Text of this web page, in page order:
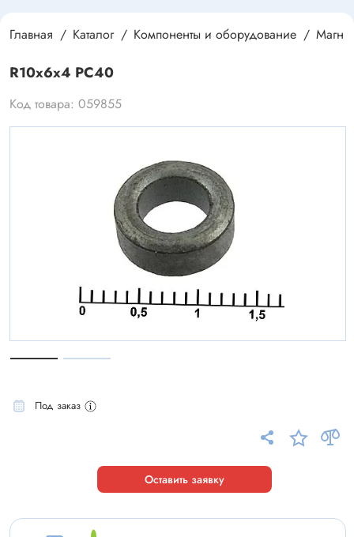
Главная Каталог Компоненты и оборудование
R10x6x4 PC40
Код товара: 059855
Под заказ
Оставить заявку